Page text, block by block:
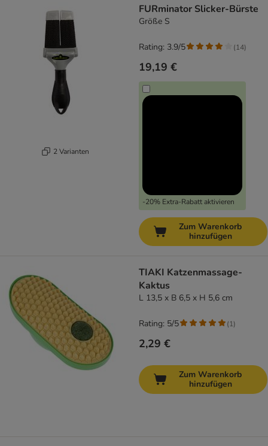
2 Varianten
FURminator Slicker-Bürste
Größe S
19,19 €
-20% Extra-Rabatt aktivieren
Rating: 3.9/5 (14)
Zum Warenkorb
hinzufügen
TIAKI Katzenmassage-
Kaktus
L 13,5 x B 6,5 x H 5,6 cm
2,29 €
Rating: 5/5 (1)
Zum Warenkorb
hinzufügen